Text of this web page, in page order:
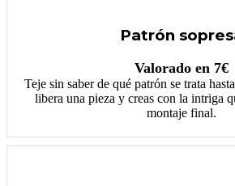
Patrón
Valorado en 7€
Teje sin saber de qué patrón se trata
libera una pieza y creas con la intriga
montaje final.